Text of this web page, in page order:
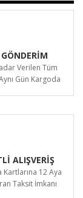
Verilen Tüm
Gün Kargoda
ALIŞVERİŞ
Kartlarına 12 Aya
Taksit İmkanı